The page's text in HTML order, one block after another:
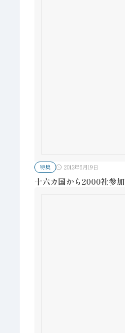
特集 2013年6月19日
十六カ国から2000社参加